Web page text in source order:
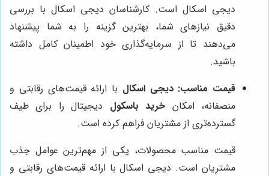
دیجی اسکال است. کارشناسان دیجی اسکال با بررسی
دقیق نیازهای شما، بهترین گزینه را به شما پیشنهاد
می‌دهند تا از سرمایه‌گذاری خود اطمینان کامل داشته
باشید.
قیمت مناسب: دیجی اسکال با ارائه قیمت‌های رقابتی و
منصفانه، امکان خرید باسکول دیجیتال را برای طیف
گسترده‌تری از مشتریان فراهم کرده است.
قیمت مناسب محصولات، یکی از مهم‌ترین عوامل جذب
مشتریان است. دیجی اسکال با ارائه قیمت‌های رقابتی و